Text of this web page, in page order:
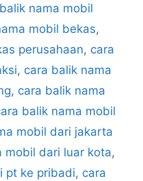
nama mobil
mobil bekas,
perusahaan, cara
, cara balik nama
, cara balik nama
balik nama mobil
mobil dari jakarta
mobil dari luar kota,
pt ke pribadi, cara